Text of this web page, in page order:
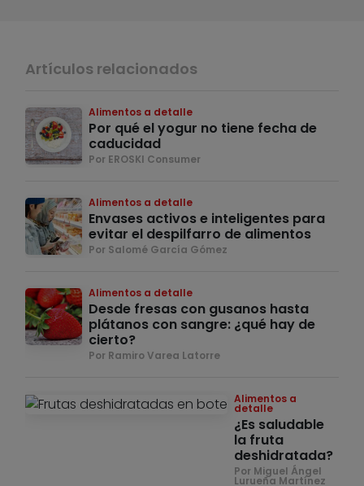
Artículos relacionados
Alimentos a detalle
Por qué el yogur no tiene fecha de
caducidad
Por EROSKI Consumer
Alimentos a detalle
Envases activos e inteligentes para
evitar el despilfarro de alimentos
Por Salomé García Gómez
Alimentos a detalle
Desde fresas con gusanos hasta
plátanos con sangre: ¿qué hay de
cierto?
Por Ramiro Varea Latorre
Alimentos a
detalle
¿Es saludable
la fruta
deshidratada?
Por Miguel Ángel
Lurueña Martínez